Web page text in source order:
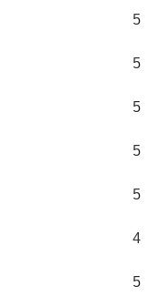
5
5
5
5
5
4
5